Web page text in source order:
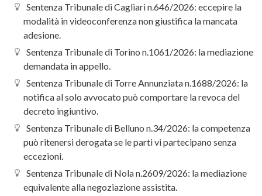
Sentenza Tribunale di Cagliari n.646/2026: eccepire la
modalità in videoconferenza non giustifica la mancata
adesione.
Sentenza Tribunale di Torino n.1061/2026: la mediazione
demandata in appello.
Sentenza Tribunale di Torre Annunziata n.1688/2026: la
notifica al solo avvocato può comportare la revoca del
decreto ingiuntivo.
Sentenza Tribunale di Belluno n.34/2026: la competenza
può ritenersi derogata se le parti vi partecipano senza
eccezioni.
Sentenza Tribunale di Nola n.2609/2026: la mediazione
equivalente alla negoziazione assistita.